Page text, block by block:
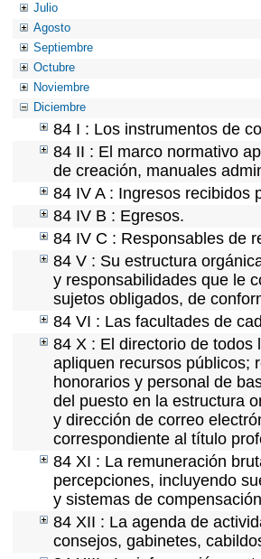
Julio
Agosto
Septiembre
Octubre
Noviembre
Diciembre
84 I : Los instrumentos de
84 II : El marco normativo
de creación, manuales
84 IV A : Ingresos recibidos
84 IV B : Egresos.
84 IV C : Responsables de
84 V : Su estructura
y responsabilidades que le
sujetos obligados, de
84 VI : Las facultades de
84 X : El directorio de todos
apliquen recursos públicos;
honorarios y personal de
del puesto en la estructura
y dirección de correo
correspondiente al título
84 XI : La remuneración
percepciones, incluyendo
y sistemas de
84 XII : La agenda de
consejos, gabinetes,